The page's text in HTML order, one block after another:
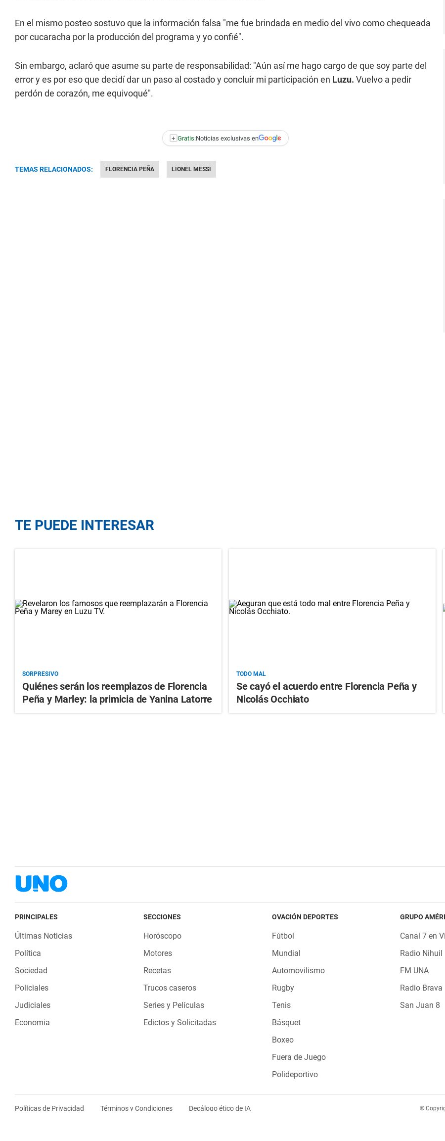
En el mismo posteo sostuvo que la información falsa "me fue brindada en medio del vivo como chequeada
por cucaracha por la producción del programa y yo confié".
Sin embargo, aclaró que asume su parte de responsabilidad: "Aún así me hago cargo de que soy parte del
error y es por eso que decidí dar un paso al costado y concluir mi participación en Luzu. Vuelvo a pedir
perdón de corazón, me equivoqué".
+ Gratis:Noticias exclusivas en
TEMAS RELACIONADOS: FLORENCIA PEÑA LIONEL MESSI
TE PUEDE INTERESAR
SORPRESIVO
Quiénes serán los reemplazos de Florencia
Peña y Marley: la primicia de Yanina Latorre
TODO MAL
Se cayó el acuerdo entre Florencia Peña y
Nicolás Occhiato
PRINCIPALES
Últimas Noticias
Política
Sociedad
Policiales
Judiciales
Economia
SECCIONES
Horóscopo
Motores
Recetas
Trucos caseros
Series y Películas
Edictos y Solicitadas
OVACIÓN DEPORTES
Fútbol
Mundial
Automovilismo
Rugby
Tenis
Básquet
Boxeo
Fuera de Juego
Polideportivo
GRUPO
Canal 7 en
Radio Nihuil
FM UNA
Radio Brava
San Juan 8
Políticas de Privacidad Términos y Condiciones Decálogo ético de IA ©